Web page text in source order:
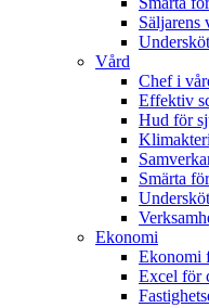
Säljarens
Vård
Chef i
Effektiv
Hud för
Smärta
Ekonomi
Ekonomi
Excel för